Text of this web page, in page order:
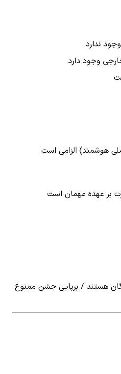
ندارد
وجود دارد
هوشمند) الزامی است
بر عهده مهمان است
زیر 5 سال رایگان هستند / برپایی جشن ممنوع